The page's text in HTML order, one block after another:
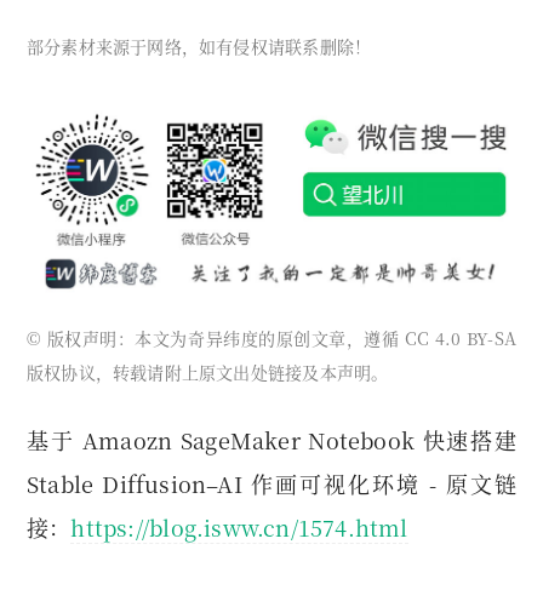
部分素材来源于网络，如有侵权请联系删除！
© 版权声明：本文为奇异纬度的原创文章，遵循 CC 4.0 BY-SA
版权协议，转载请附上原文出处链接及本声明。
基于 Amaozn SageMaker Notebook 快速搭建
Stable Diffusion–AI 作画可视化环境 - 原文链
接：https://blog.isww.cn/1574.html